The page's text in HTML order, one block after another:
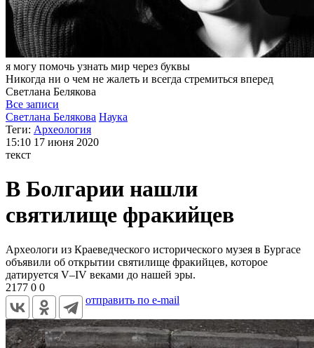
я могу помочь узнать мир через буквы
Никогда ни о чем не жалеть и всегда стремиться вперед
Светлана Белякова
Все записи
Светлана Белякова Наука
Теги: Археология
15:10 17 июня 2020
текст
В Болгарии нашли
святилище фракийцев
Археологи из Краеведческого исторического музея в Бургасе
объявили об открытии святилище фракийцев, которое
датируется V–IV веками до нашей эры.
2177 0 0
отправить по e-mail